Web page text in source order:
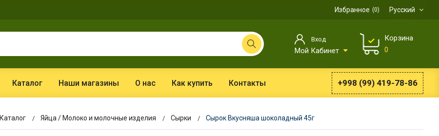
Русский
Избранное 0
Вход
Мой Кабинет
Корзина
0
Каталог Наши магазины О нас Как купить Контакты +998 (99) 419-78-86
Каталог Яйца / Молоко и молочные изделия Сырки Сырок Вкусняша шоколадный 45г